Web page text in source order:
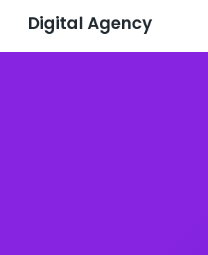
Digital Agency